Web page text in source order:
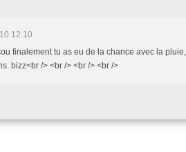
12:10
finalement tu as eu de la chance avec la
bizz<br /> <br /> <br /> <br />